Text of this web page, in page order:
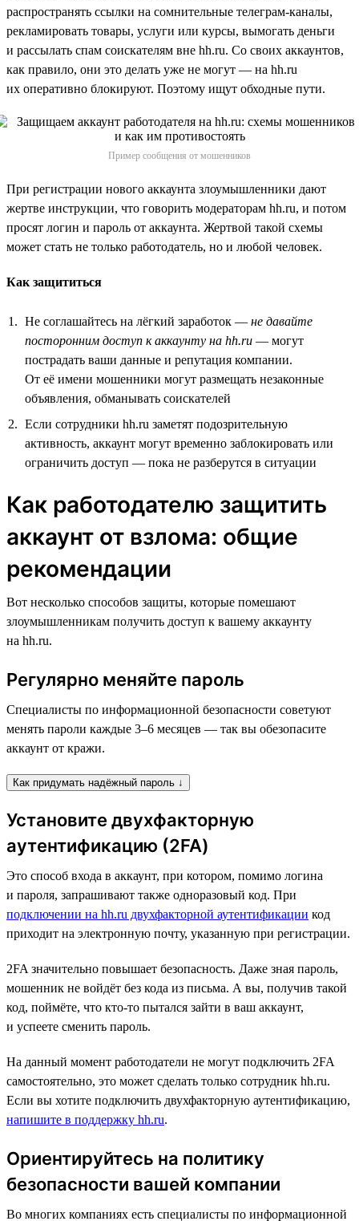
распространять ссылки на сомнительные телеграм-каналы,
рекламировать товары, услуги или курсы, вымогать деньги
и рассылать спам соискателям вне hh.ru. Со своих аккаунтов,
как правило, они это делать уже не могут — на hh.ru
их оперативно блокируют. Поэтому ищут обходные пути.
Пример сообщения от мошенников
При регистрации нового аккаунта злоумышленники дают
жертве инструкции, что говорить модераторам hh.ru, и потом
просят логин и пароль от аккаунта. Жертвой такой схемы
может стать не только работодатель, но и любой человек.
Как защититься
Не соглашайтесь на лёгкий заработок — не давайте
посторонним доступ к аккаунту на hh.ru — могут
пострадать ваши данные и репутация компании.
От её имени мошенники могут размещать незаконные
объявления, обманывать соискателей
Если сотрудники hh.ru заметят подозрительную
активность, аккаунт могут временно заблокировать или
ограничить доступ — пока не разберутся в ситуации
Как работодателю защитить
аккаунт от взлома: общие
рекомендации
Вот несколько способов защиты, которые помешают
злоумышленникам получить доступ к вашему аккаунту
на hh.ru.
Регулярно меняйте пароль
Специалисты по информационной безопасности советуют
менять пароли каждые 3–6 месяцев — так вы обезопасите
аккаунт от кражи.
Как придумать надёжный пароль ↓
Установите двухфакторную
аутентификацию (2FA)
Это способ входа в аккаунт, при котором, помимо логина
и пароля, запрашивают также одноразовый код. При
подключении на hh.ru двухфакторной аутентификации код
приходит на электронную почту, указанную при регистрации.
2FA значительно повышает безопасность. Даже зная пароль,
мошенник не войдёт без кода из письма. А вы, получив такой
код, поймёте, что кто-то пытался зайти в ваш аккаунт,
и успеете сменить пароль.
На данный момент работодатели не могут подключить 2FA
самостоятельно, это может сделать только сотрудник hh.ru.
Если вы хотите подключить двухфакторную аутентификацию,
напишите в поддержку hh.ru.
Ориентируйтесь на политику
безопасности вашей компании
Во многих компаниях есть специалисты по информационной